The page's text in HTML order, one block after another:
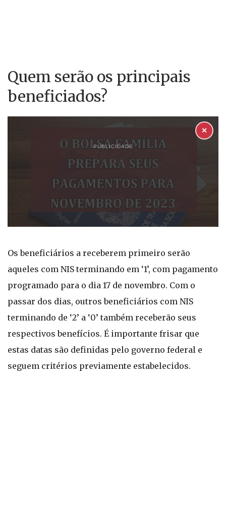
Quem serão os principais
beneficiados?
PUBLICIDADE
✕
Os beneficiários a receberem primeiro serão
aqueles com NIS terminando em ‘1’, com pagamento
programado para o dia 17 de novembro. Com o
passar dos dias, outros beneficiários com NIS
terminando de ‘2’ a ‘0’ também receberão seus
respectivos benefícios. É importante frisar que
estas datas são definidas pelo governo federal e
seguem critérios previamente estabelecidos.